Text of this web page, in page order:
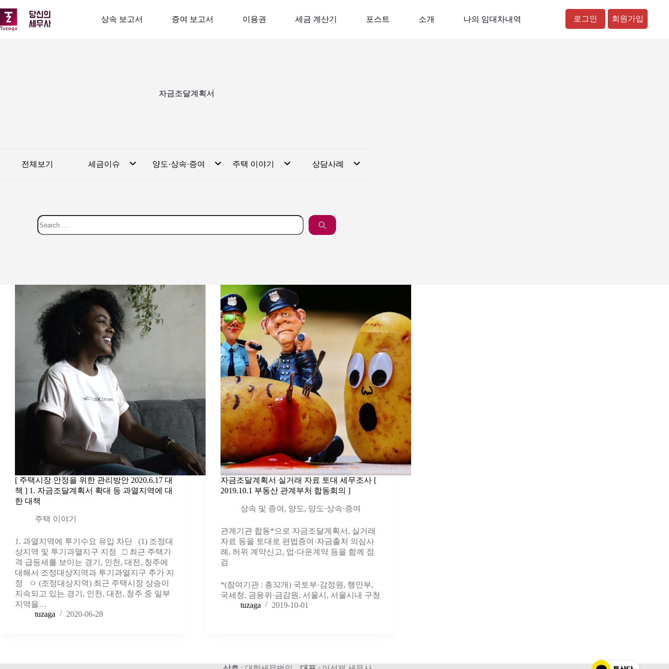
문
으
상속 보고서 증여 보고서 이용권 세금 계산기 포스트 소개 나의 임대차내역 로그인 회원가입
자금조달계획서
전체보기 세금이슈 양도·상속·증여 주택 이야기 상담사례
[ 주택시장 안정을 위한 관리방안 2020.6.17 대
책 ] 1. 자금조달계획서 확대 등 과열지역에 대
한 대책
주택 이야기
1. 과열지역에 투기수요 유입 차단 (1) 조정대
상지역 및 투기과열지구 지정 □ 최근 주택가
격 급등세를 보이는 경기, 인천, 대전, 청주에
대해서 조정대상지역과 투기과열지구 추가 지
정 ㅇ (조정대상지역) 최근 주택시장 상승이
지속되고 있는 경기, 인천, 대전, 청주 중 일부
지역을…
tuzaga
2020-06-28
자금조달계획서 실거래 자료 토대 세무조사 [
2019.10.1 부동산 관계부처 합동회의 ]
상속 및 증여 , 양도, 양도·상속·증여
관계기관 합동*으로 자금조달계획서, 실거래
자료 등을 토대로 편법증여·자금출처 의심사
례, 허위 계약신고, 업·다운계약 등을 함께 점
검
*(참여기관 : 총32개) 국토부·감정원, 행안부,
국세청, 금융위·금감원, 서울시, 서울시내 구청
tuzaga
2019-10-01